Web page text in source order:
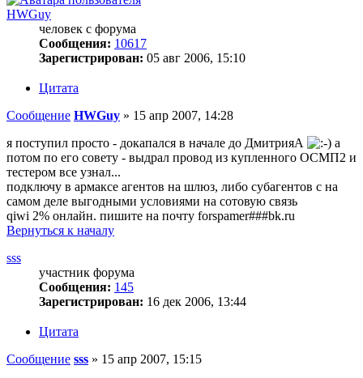
HWGuy
человек с форума
Сообщения: 10617
Зарегистрирован: 05 авг 2006, 15:10
Цитата
Сообщение HWGuy » 15 апр 2007, 14:28
я поступил просто - докапался в начале до ДмитрияА
а
потом по его совету - выдрал провод из купленного ОСМП2 и
тестером все узнал...
подключу в армаксе агентов на шлюз, либо субагентов с на
самом деле выгодными условиями на сотовую связь
qiwi 2% онлайн. пишите на почту forspamer###bk.ru
Вернуться к началу
sss
участник форума
Сообщения: 145
Зарегистрирован: 16 дек 2006, 13:44
Цитата
Сообщение sss » 15 апр 2007, 15:15